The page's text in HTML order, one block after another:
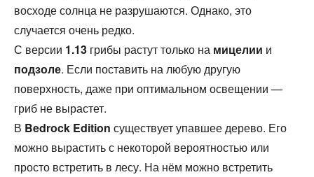
восходе солнца не разрушаются. Однако, это
случается очень редко.
С версии 1.13 грибы растут только на мицелии и
подзоле. Если поставить на любую другую
поверхность, даже при оптимальном освещении —
гриб не вырастет.
В Bedrock Edition существует упавшее дерево. Его
можно вырастить с некоторой вероятностью или
просто встретить в лесу. На нём можно встретить